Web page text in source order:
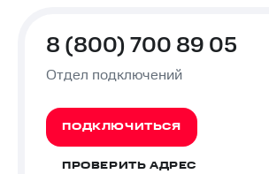
8 (800) 700 89 05
Отдел подключений
ПОДКЛЮЧИТЬСЯ
ПРОВЕРИТЬ АДРЕС